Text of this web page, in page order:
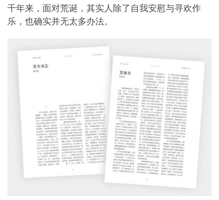
千年来，面对荒诞，其实人除了自我安慰与寻欢作
乐，也确实并无太多办法。